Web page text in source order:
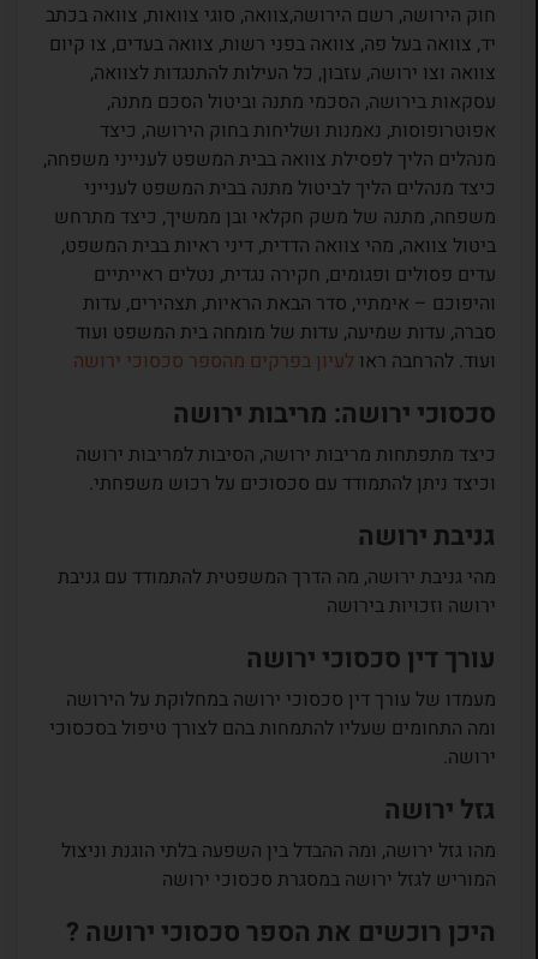
חוק הירושה, רשם הירושה,צוואה, סוגי צוואות, צוואה בכתב
יד, צוואה בעל פה, צוואה בפני רשות, צוואה בעדים, צו קיום
צוואה וצו ירושה, עזבון, כל העילות להתנגדות לצוואה,
עסקאות בירושה, הסכמי מתנה וביטול הסכם מתנה,
אפוטרופוסות, נאמנות ושליחות בחוק הירושה, כיצד
מנהלים הליך לפסילת צוואה בבית המשפט לענייני משפחה,
כיצד מנהלים הליך לביטול מתנה בבית המשפט לענייני
משפחה, מתנה של משק חקלאי ובן ממשיך, כיצד מתרחש
ביטול צוואה, מהי צוואה הדדית, דיני ראיות בבית המשפט,
עדים פסולים ופגומים, חקירה נגדית, נטלים ראייתיים
והיפוכם – אימתיי, סדר הבאת הראיות, תצהירים, עדות
סברה, עדות שמיעה, עדות של מומחה בית המשפט ועוד
ועוד. להרחבה ראו לעיון בפרקים מהספר סכסוכי ירושה
סכסוכי ירושה: מריבות ירושה
כיצד מתפתחות מריבות ירושה, הסיבות למריבות ירושה
וכיצד ניתן להתמודד עם סכסוכים על רכוש משפחתי.
גניבת ירושה
מהי גניבת ירושה, מה הדרך המשפטית להתמודד עם גניבת
ירושה וזכויות בירושה
עורך דין סכסוכי ירושה
מעמדו של עורך דין סכסוכי ירושה במחלוקת על הירושה
ומה התחומים שעליו להתמחות בהם לצורך טיפול בסכסוכי
ירושה.
גזל ירושה
מהו גזל ירושה, ומה ההבדל בין השפעה בלתי הוגנת וניצול
המוריש לגזל ירושה במסגרת סכסוכי ירושה
היכן רוכשים את הספר סכסוכי ירושה ?